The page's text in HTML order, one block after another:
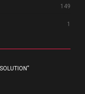
149
1